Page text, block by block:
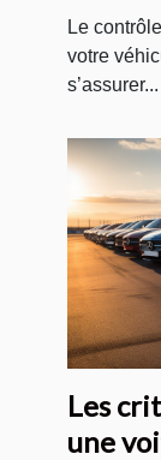
Le
votre
s’assurer...
Les
une